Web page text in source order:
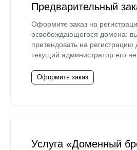
Предварительный
Оформите заказ на
освобождающегося домена:
претендовать на
текущий администратор его
Оформить заказ
Услуга «Доменный